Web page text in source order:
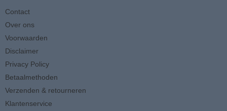
Contact
Over ons
Voorwaarden
Disclaimer
Privacy Policy
Betaalmethoden
Verzenden & retourneren
Klantenservice